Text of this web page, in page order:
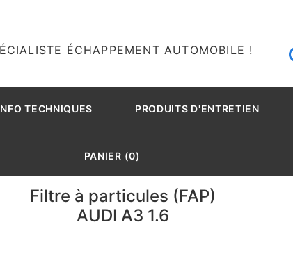
ÉCHAPPEMENT AUTOMOBILE !
TECHNIQUES PRODUITS D'ENTRETIEN
PANIER (0)
Filtre à particules (FAP)
AUDI A3 1.6